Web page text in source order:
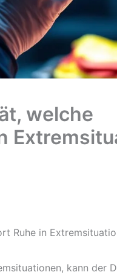
welche
Ruhe in
kann der